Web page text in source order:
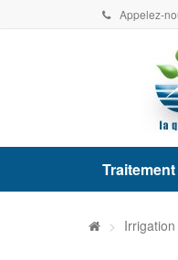
Appelez-
> Irrigation